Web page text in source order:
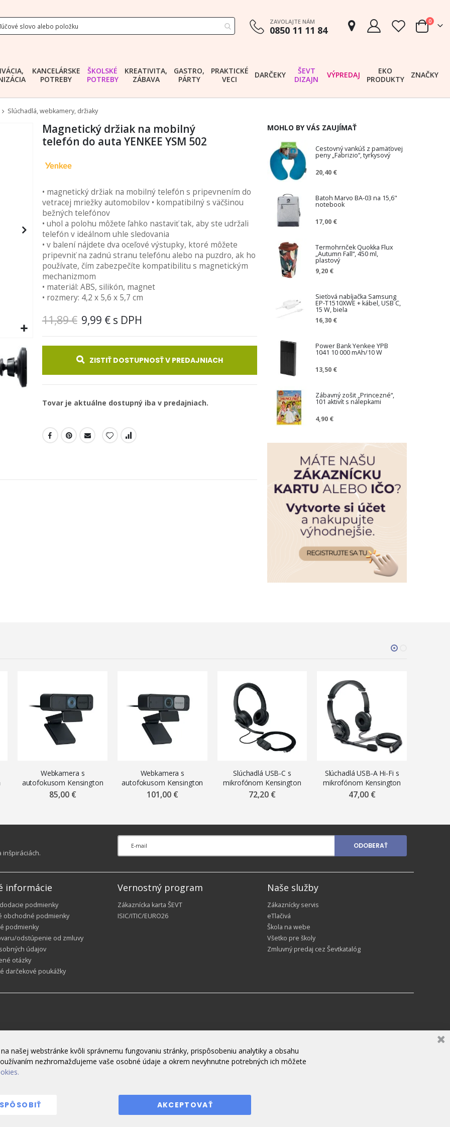
ZAVOLAJTE NÁM
0850 11 11 84 Cart
0
KANCELÁRSKE
POTREBY
ŠKOLSKÉ
POTREBY
KREATIVITA,
ZÁBAVA
GASTRO,
PÁRTY
PRAKTICKÉ
VECI
DARČEKY
ŠEVT
DIZAJN
VÝPREDAJ
EKO
PRODUKTY
ZNAČKY
Slúchadlá, webkamery, držiaky
Magnetický držiak na mobilný
telefón do auta YENKEE YSM 502
• magnetický držiak na mobilný telefón s pripevnením do
vetracej mriežky automobilov • kompatibilný s väčšinou
bežných telefónov
• uhol a polohu môžete ľahko nastaviť tak, aby ste udržali
telefón v ideálnom uhle sledovania
• v balení nájdete dva oceľové výstupky, ktoré môžete
pripevniť na zadnú stranu telefónu alebo na puzdro, ak ho
používate, čím zabezpečíte kompatibilitu s magnetickým
mechanizmom
• materiál: ABS, silikón, magnet
• rozmery: 4,2 x 5,6 x 5,7 cm
11,89 € 9,99 €
ZISTIŤ DOSTUPNOSŤ V PREDAJNIACH
Tovar je aktuálne dostupný iba v predajniach.
MOHLO BY VÁS ZAUJÍMAŤ
Cestovný vankúš z pamäťovej
peny „Fabrizio“, tyrkysový
20,40 €
Batoh Marvo BA-03 na 15,6"
notebook
17,00 €
Termohrnček Quokka Flux
„Autumn Fall“, 450 ml,
plastový
9,20 €
Sieťová nabíjačka Samsung
EP-T1510XWE + kábel, USB C,
15 W, biela
16,30 €
Power Bank Yenkee YPB
1041 10 000 mAh/10 W
13,50 €
Zábavný zošit „Princezné“,
101 aktivít s nálepkami
4,90 €
Webkamera s
autofokusom Kensington
W2000 1080p
85,00 €
Webkamera s
autofokusom Kensington
W2050 1080p
101,00 €
Slúchadlá USB-C s
mikrofónom Kensington
H1000
72,20 €
Slúchadlá USB-A Hi-Fi s
mikrofónom Kensington
K97601WW
47,00 €
ODOBERAŤ
informácie
podmienky
obchodné podmienky
podmienky
odstúpenie od zmluvy
údajov
otázky
darčekové poukážky
Vernostný program
Zákaznícka karta ŠEVT
ISIC/ITIC/EURO26
Naše služby
Zákaznícky servis
eTlačivá
Škola na webe
Všetko pre školy
Zmluvný predaj cez Ševtkatalóg
našej webstránke kvôli správnemu fungovaniu stránky, prispôsobeniu analytiky a obsahu
nezhromažďujeme vaše osobné údaje a okrem nevyhnutne potrebných ich môžete
AKCEPTOVAŤ